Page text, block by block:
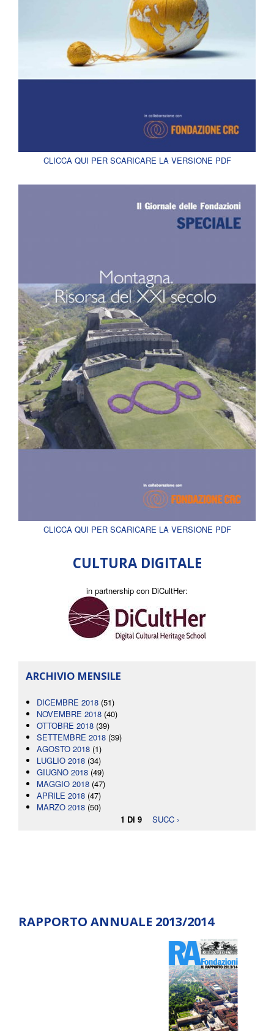
CLICCA QUI PER SCARICARE LA VERSIONE PDF
CLICCA QUI PER SCARICARE LA VERSIONE PDF
CULTURA DIGITALE
in partnership con DiCultHer:
ARCHIVIO MENSILE
DICEMBRE 2018 (51)
NOVEMBRE 2018 (40)
OTTOBRE 2018 (39)
SETTEMBRE 2018 (39)
AGOSTO 2018 (1)
LUGLIO 2018 (34)
GIUGNO 2018 (49)
MAGGIO 2018 (47)
APRILE 2018 (47)
MARZO 2018 (50)
1 DI 9
SUCC ›
RAPPORTO ANNUALE 2013/2014